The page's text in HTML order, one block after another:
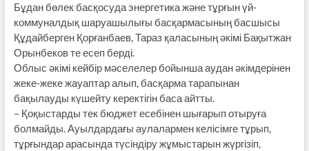
Бұдан бөлек басқосуда энергетика және тұрғын үй-
коммуналдық шаруашылығы басқармасының басшысы
Құдайберген Қорғанбаев, Тараз қаласының әкімі Бақытжан
Орынбеков те есеп берді.
Облыс әкімі кейбір мәселелер бойынша аудан әкімдерінен
жеке-жеке жауаптар алып, басқарма тарапынан
бақылауды күшейту керектігін баса айтты.
– Қоқыстарды тек бюджет есебінен шығарып отыруға
болмайды. Ауылдардағы аулалармен келісімге тұрып,
тұрғындар арасында түсіндіру жұмыстарын жүргізіп,